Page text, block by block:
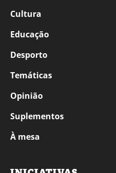
Cultura
Educação
Desporto
Temáticas
Opinião
Suplementos
À mesa